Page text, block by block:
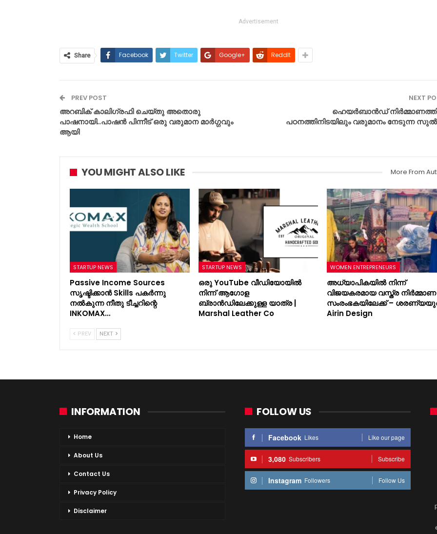
Advertisement
Share Facebook Twitter Google+ ReddIt
PREV POST
അറബിക് കാലിഗ്രഫി ചെയ്തു അതൊരു
പാഷനായി..പാഷൻ പിന്നീട് ഒരു വരുമാന മാർഗ്ഗവും
ആയി
NEXT
ഹെയർബാൻഡ്‌
പഠനത്തിനിടയിലും വരുമാനം നേടുന്ന
YOU MIGHT ALSO LIKE More From
STARTUP NEWS
Passive Income Sources
സൃഷ്ടിക്കാൻ Skills പകർന്നു
നൽകുന്ന നീതു ടീച്ചറിന്റെ
INKOMAX…
STARTUP NEWS
ഒരു YouTube വീഡിയോയിൽ
നിന്ന് ആഗോള
ബ്രാൻഡിലേക്കുള്ള യാത്ര |
Marshal Leather Co
WOMEN ENTREPRENEURS
അധ്യാപികയിൽ നിന്ന്
വിജയകരമായ വസ്ത്ര നിർമ്മാണ
സംരംഭകയിലേക്ക് –
Airin Design
PREV NEXT
INFORMATION
Home
About Us
Contact Us
Privacy Policy
Disclaimer
FOLLOW US
Facebook Likes Like our page
3,080 Subscribers Subscribe
Instagram Followers Follow Us